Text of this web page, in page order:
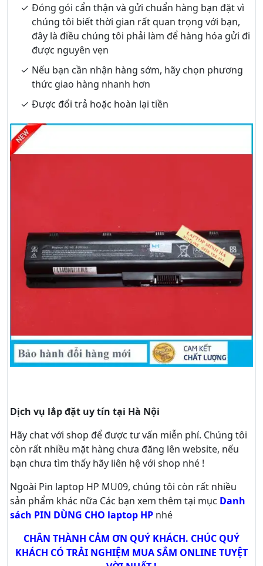
Đóng gói cẩn thận và gửi chuẩn hàng bạn đặt vì
chúng tôi biết thời gian rất quan trọng với bạn,
đây là điều chúng tôi phải làm để hàng hóa gửi đi
được nguyên vẹn
Nếu bạn cần nhận hàng sớm, hãy chọn phương
thức giao hàng nhanh hơn
Được đổi trả hoặc hoàn lại tiền
Dịch vụ lắp đặt uy tín tại Hà Nội
Hãy chatvới shop để được tư vấn miễn phí. Chúng tôi
còn rất nhiều mặt hàng chưa đăng lên website, nếu
bạn chưa tìm thấy hãy liên hệ với shop nhé !
Ngoài Pin laptop HP MU09, chúng tôi còn rất nhiều
sản phẩm khác nữa Các bạn xem thêm tại mục Danh
sách PIN DÙNG CHO laptop HP nhé
CHÂN THÀNH CẢM ƠN QUÝ KHÁCH. CHÚC QUÝ
KHÁCH CÓ TRẢI NGHIỆM MUA SẮM ONLINE TUYỆT